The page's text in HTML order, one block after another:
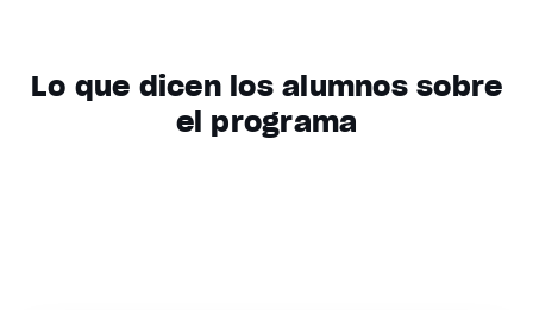
Lo que dicen los alumnos sobre
el programa